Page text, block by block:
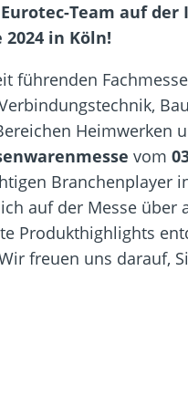
Eurotec-Team auf
in Köln!
führenden
Heimwerken
vom
Branchenplayer
auf der Messe über
Produkthighlights
freuen uns darauf,